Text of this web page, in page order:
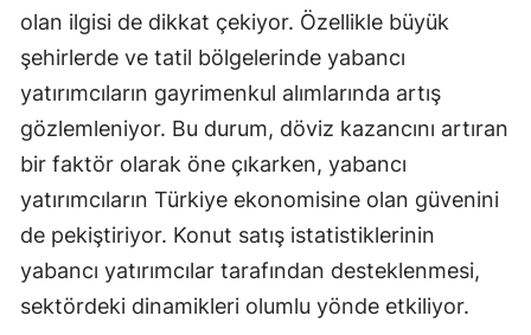
olan ilgisi de dikkat çekiyor. Özellikle büyük
şehirlerde ve tatil bölgelerinde yabancı
yatırımcıların gayrimenkul alımlarında artış
gözlemleniyor. Bu durum, döviz kazancını artıran
bir faktör olarak öne çıkarken, yabancı
yatırımcıların Türkiye ekonomisine olan güvenini
de pekiştiriyor. Konut satış istatistiklerinin
yabancı yatırımcılar tarafından desteklenmesi,
sektördeki dinamikleri olumlu yönde etkiliyor.